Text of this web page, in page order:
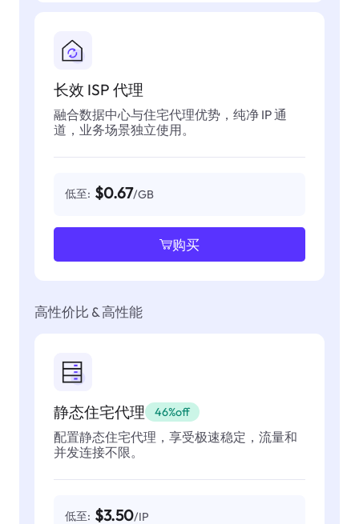
长效 ISP 代理
融合数据中心与住宅代理优势，纯净 IP 通
道，业务场景独立使用。
低至: $0.67/GB
购买
高性价比 & 高性能
静态住宅代理 46%off
配置静态住宅代理，享受极速稳定，流量和
并发连接不限。
低至: $3.50/IP